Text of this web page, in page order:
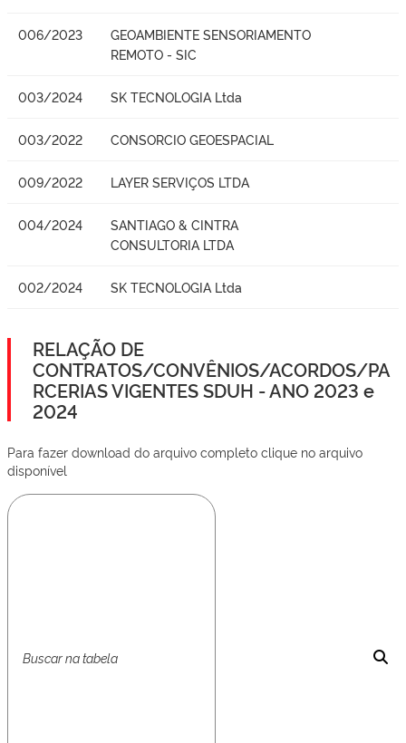
006/2023
GEOAMBIENTE SENSORIAMENTO
REMOTO - SIC
003/2024 SK TECNOLOGIA Ltda
003/2022 CONSORCIO GEOESPACIAL
009/2022 LAYER SERVIÇOS LTDA
004/2024
SANTIAGO & CINTRA
CONSULTORIA LTDA
002/2024 SK TECNOLOGIA Ltda
RELAÇÃO DE
CONTRATOS/CONVÊNIOS/ACORDOS/PA
RCERIAS VIGENTES SDUH - ANO 2023 e
2024
Para fazer download do arquivo completo clique no arquivo
disponível